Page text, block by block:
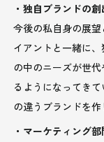
・独自ブランドの創
今後の私自身の展
イアントと一緒に
の中のニーズが世
るようになってき
の違うブランドを作
・マーケティング